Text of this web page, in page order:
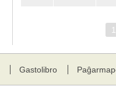
1
Gastolibro